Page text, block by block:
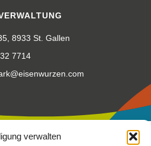
verwalten
8933 St. Gallen
7714